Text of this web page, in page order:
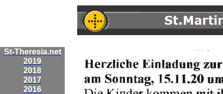
St-Theresia.net
2019
2018
2017
2016